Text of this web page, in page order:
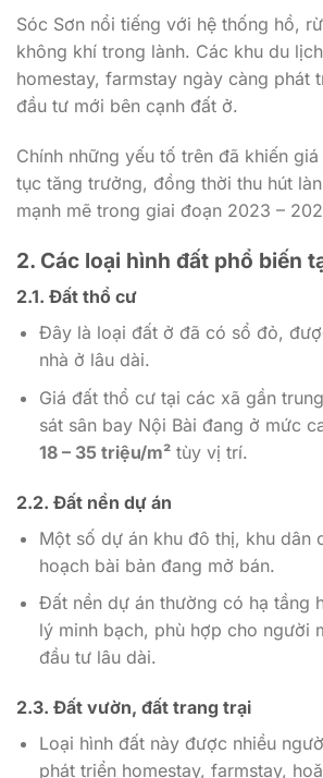
Sóc Sơn nổi tiếng với hệ thống hồ,
không khí trong lành. Các khu du
homestay, farmstay ngày càng phát
đầu tư mới bên cạnh đất ở.
Chính những yếu tố trên đã khiến
tục tăng trưởng, đồng thời thu hút
mạnh mẽ trong giai đoạn 2023 –
2. Các loại hình đất phổ biến
2.1. Đất thổ cư
Đây là loại đất ở đã có sổ đỏ,
nhà ở lâu dài.
Giá đất thổ cư tại các xã gần
sát sân bay Nội Bài đang ở mức
18 – 35 triệu/m²tùy vị trí.
2.2. Đất nền dự án
Một số dự án khu đô thị, khu dân
hoạch bài bản đang mở bán.
Đất nền dự án thường có hạ tầng
lý minh bạch, phù hợp cho người
đầu tư lâu dài.
2.3. Đất vườn, đất trang trại
Loại hình đất này được nhiều
phát triển homestay, farmstay,